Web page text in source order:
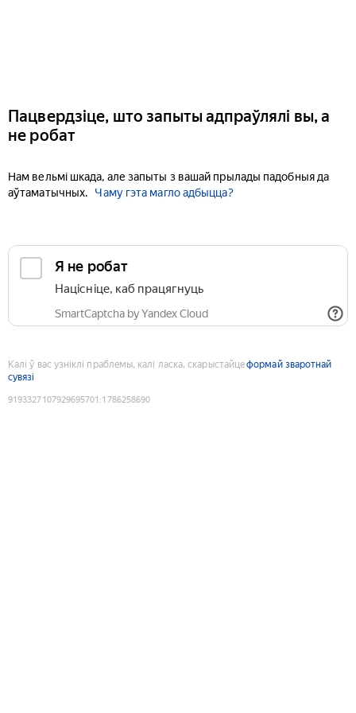
Пацвердзіце, што запыты адпраўлялі вы, а
не робат
Нам вельмі шкада, але запыты з вашай прылады падобныя да
аўтаматычных.
Чаму гэта магло адбыцца?
Я не робат
Націсніце, каб працягнуць
SmartCaptcha by Yandex Cloud
Калі ў вас узніклі праблемы, калі ласка, скарыстайцеформай зваротнай
сувязі
9193327107929695701 :1786258690